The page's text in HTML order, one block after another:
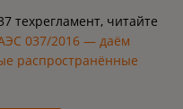
техрегламент, читайте
037/2016 — даём
распространённые